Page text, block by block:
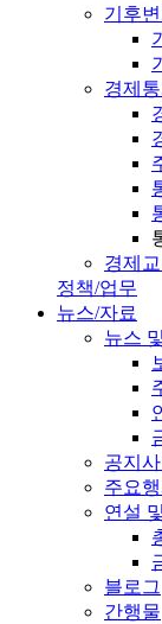
기후
경제통
경제
정책/업무
뉴스/자료
뉴스
공지
주요
연설
블로그
간행물